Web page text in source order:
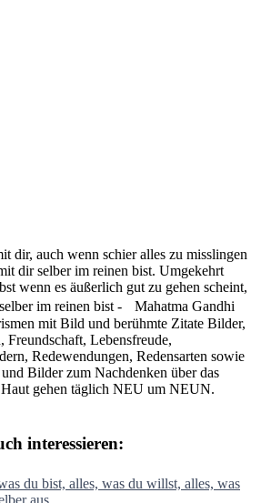
dir, auch wenn schier alles zu misslingen
dir selber im reinen bist. Umgekehrt
wenn es äußerlich gut zu gehen scheint,
im reinen bist - Mahatma Gandhi
mit Bild und berühmte Zitate Bilder,
Lebensfreude,
Redewendungen, Redensarten sowie
Bilder zum Nachdenken über das
gehen täglich NEU um NEUN.
interessieren: